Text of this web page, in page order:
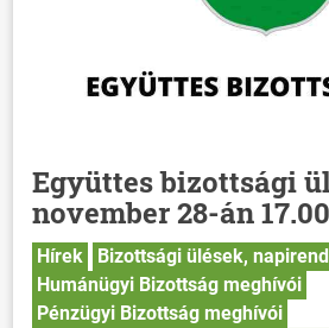
Együttes bizottsági
november 28-án
Hírek
Bizottsági ülések,
Humánügyi Bizottság meghívói
Pénzügyi Bizottság meghívói